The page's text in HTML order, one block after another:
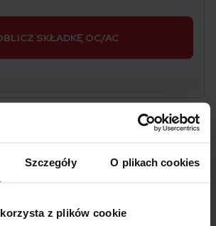
Szczegóły O plikach cookies
z plików cookie
SKŁADKĘ OC/AC